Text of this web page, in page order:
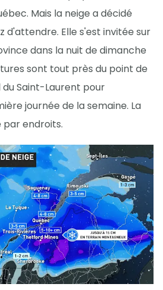
Mais la neige a décidé
d'attendre. Elle s'est invitée sur
dans la nuit de dimanche
sont tout près du point de
Saint-Laurent pour
journée de la semaine. La
par endroits.